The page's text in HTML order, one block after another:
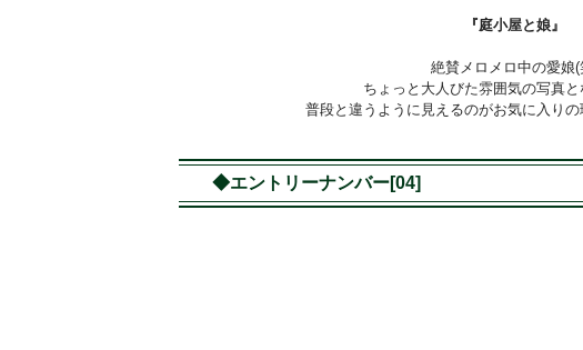
『庭小屋と娘』
絶賛メロメロ中の愛娘(
ちょっと大人びた雰囲気の写真
普段と違うように見えるのがお気に入り
◆エントリーナンバー[04]